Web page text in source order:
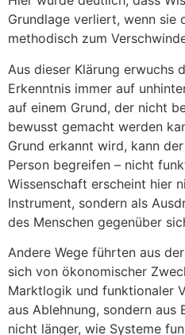
Grundlage verliert, wenn sie
methodisch zum
Aus dieser Klärung erwuchs
Erkenntnis immer auf
auf einem Grund, der nicht
bewusst gemacht werden
Grund erkannt wird, kann
Person begreifen – nicht
Wissenschaft erscheint hier
Instrument, sondern als
des Menschen gegenüber
Andere Wege führten aus
sich von ökonomischer
Marktlogik und funktionaler
aus Ablehnung, sondern aus
nicht länger, wie Systeme